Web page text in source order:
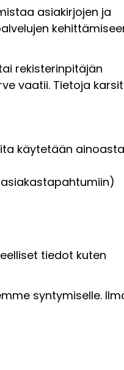
asiakirjojen ja
rekisterinpitäjän
vaatii. Tietoja
käytetään
tiedot kuten
syntymiselle.